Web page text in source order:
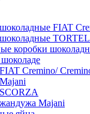
FIAT
коробки
Cremino/
Majani